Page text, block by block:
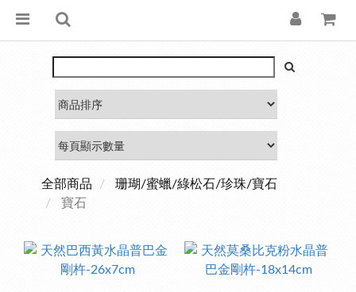
全部商品
珊瑚/蜜蠟/綠松石/珍珠/寶石
寶石